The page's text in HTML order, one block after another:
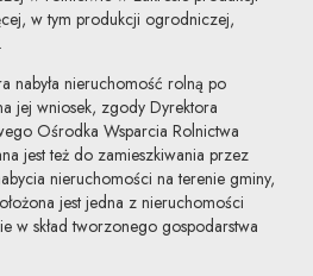
w tym produkcji ogrodniczej,
nabyła nieruchomość rolną po
jej wniosek, zgody Dyrektora
Ośrodka Wsparcia Rolnictwa
jest też do zamieszkiwania przez
nieruchomości na terenie gminy,
jest jedna z nieruchomości
w skład tworzonego gospodarstwa